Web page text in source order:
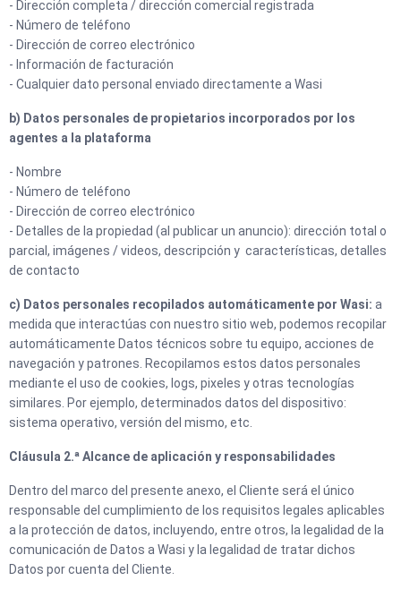
- Dirección completa / dirección comercial registrada
- Número de teléfono
- Dirección de correo electrónico
- Información de facturación
- Cualquier dato personal enviado directamente a Wasi
b) Datos personales de propietarios incorporados por los
agentes a la plataforma
- Nombre
- Número de teléfono
- Dirección de correo electrónico
- Detalles de la propiedad (al publicar un anuncio): dirección total o
parcial, imágenes / videos, descripción y características, detalles
de contacto
c) Datos personales recopilados automáticamente por Wasi: a
medida que interactúas con nuestro sitio web, podemos recopilar
automáticamente Datos técnicos sobre tu equipo, acciones de
navegación y patrones. Recopilamos estos datos personales
mediante el uso de cookies, logs, pixeles y otras tecnologías
similares. Por ejemplo, determinados datos del dispositivo:
sistema operativo, versión del mismo, etc.
Cláusula 2.ª Alcance de aplicación y responsabilidades
Dentro del marco del presente anexo, el Cliente será el único
responsable del cumplimiento de los requisitos legales aplicables
a la protección de datos, incluyendo, entre otros, la legalidad de la
comunicación de Datos a Wasi y la legalidad de tratar dichos
Datos por cuenta del Cliente.